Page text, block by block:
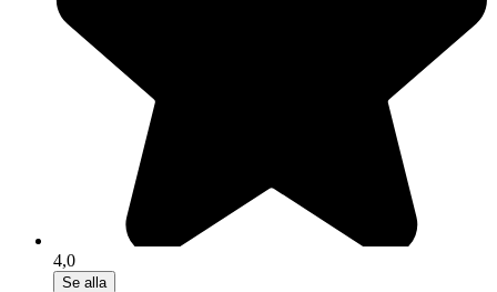
4,0
Se alla